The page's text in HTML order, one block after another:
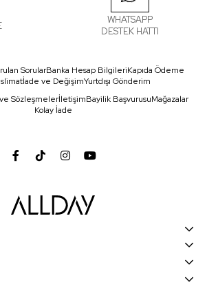
WHATSAPP
DESTEK HATTI
SorularBanka Hesap BilgileriKapıda Ödeme
İade ve DeğişimYurtdışı Gönderim
SözleşmelerİletişimBayilik BaşvurusuMağazalar
Kolay İade